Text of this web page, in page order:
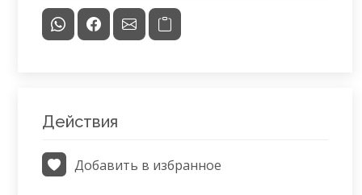
Действия
Добавить в избранное